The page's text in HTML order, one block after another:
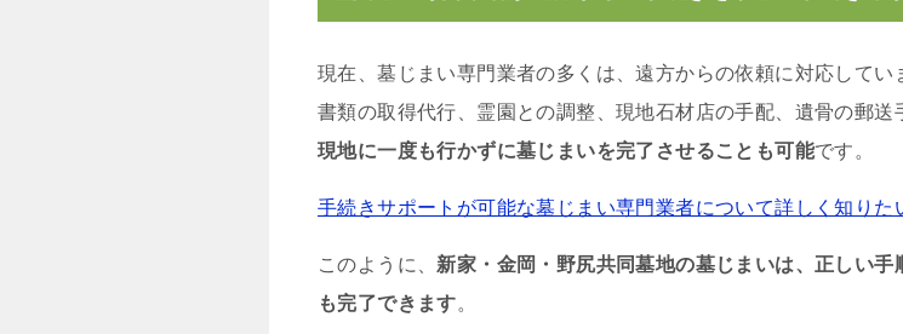
現在、墓じまい専門業者の多くは、遠方からの依頼に対応してい
書類の取得代行、霊園との調整、現地石材店の手配、遺骨の郵送
現地に一度も行かずに墓じまいを完了させることも可能です。
手続きサポートが可能な墓じまい専門業者について詳しく知りた
このように、 新家・金岡・野尻共同墓地の墓じまいは、正しい
も完了できます。